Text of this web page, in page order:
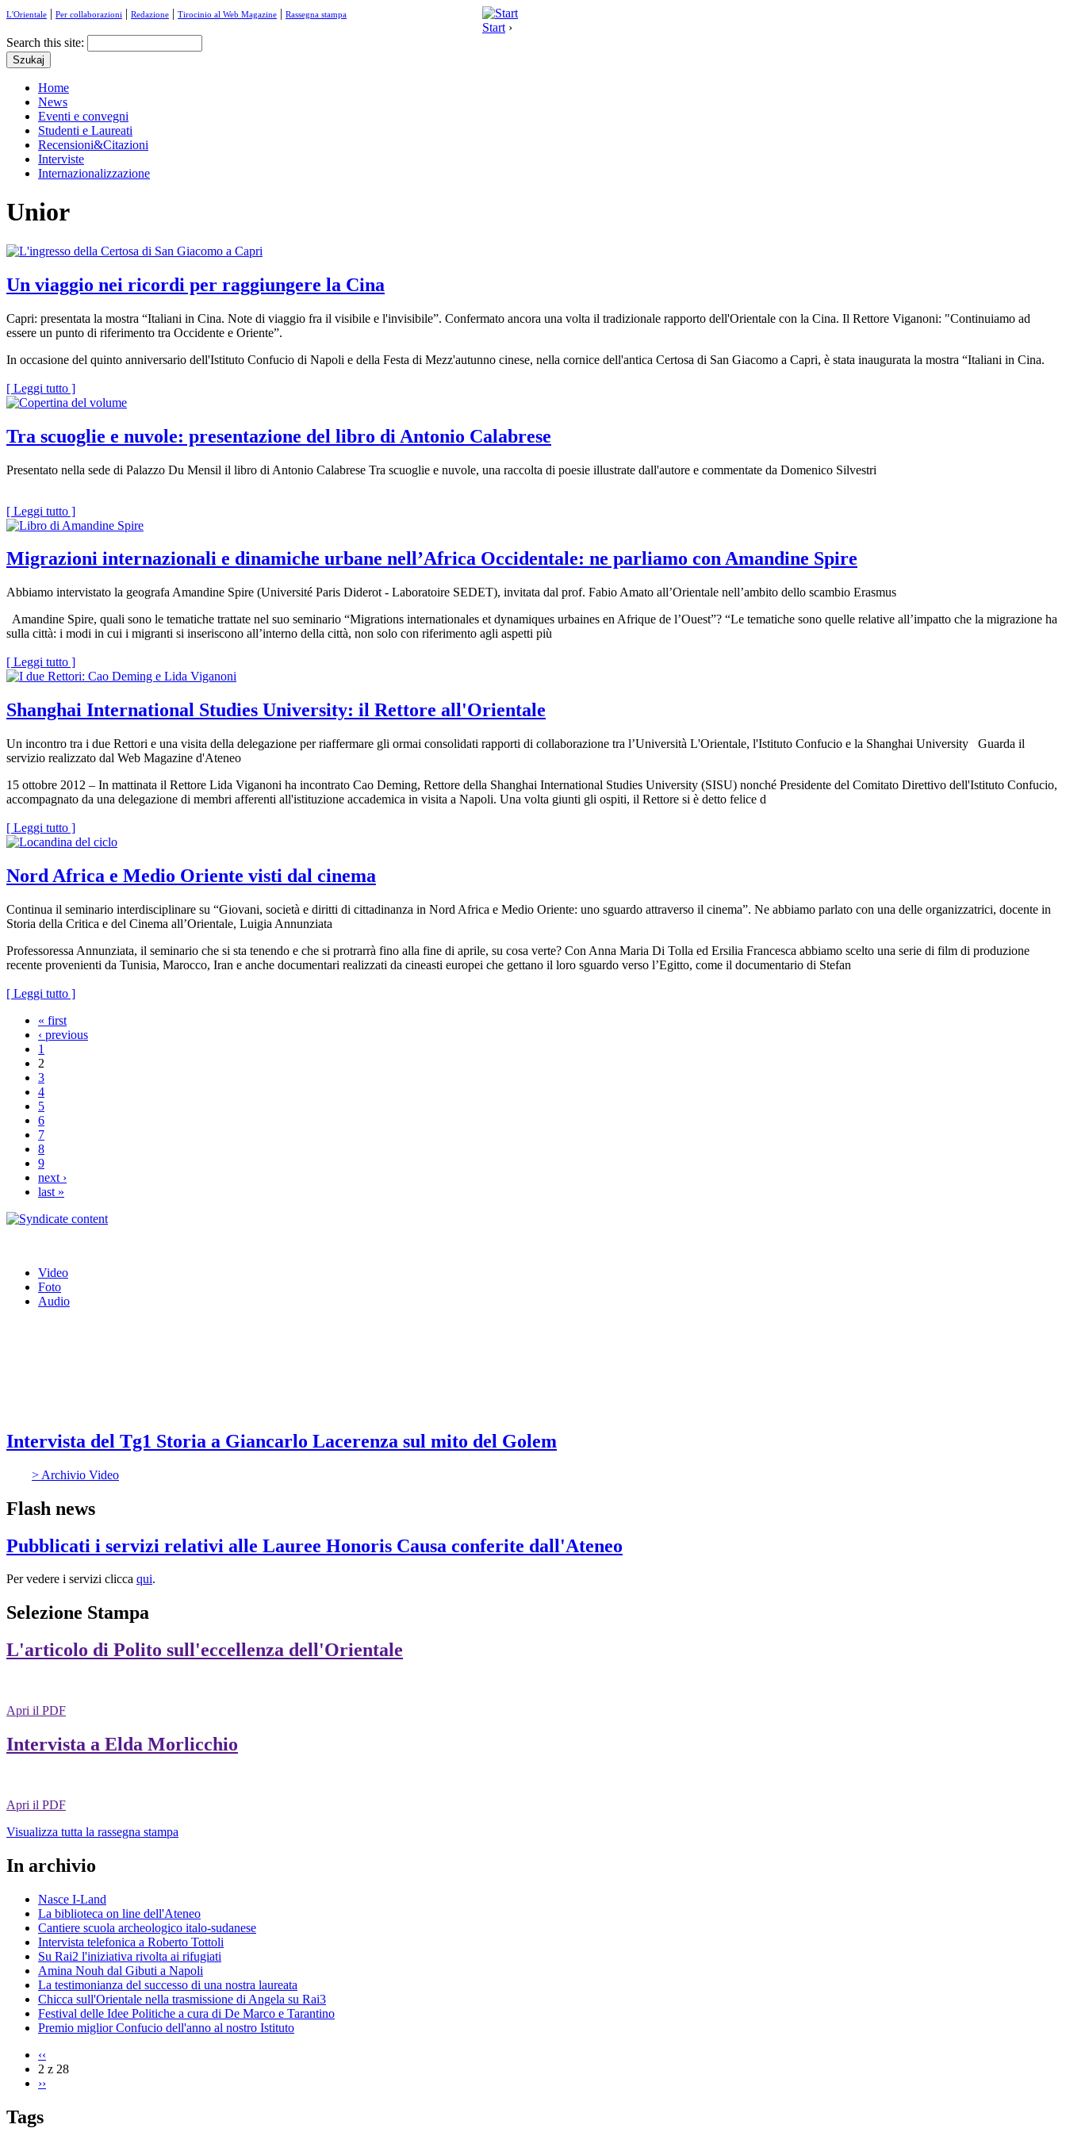
L'Orientale | Per collaborazioni | Redazione | Tirocinio al Web Magazine | Rassegna stampa
Start ›
Search this site:
Home
News
Eventi e convegni
Studenti e Laureati
Recensioni&Citazioni
Interviste
Internazionalizzazione
Unior
Un viaggio nei ricordi per raggiungere la Cina
Capri: presentata la mostra “Italiani in Cina. Note di viaggio fra il visibile e l'invisibile”. Confermato ancora una volta il tradizionale rapporto dell'Orientale con la Cina. Il Rettore Viganoni: "Continuiamo ad
essere un punto di riferimento tra Occidente e Oriente”.
In occasione del quinto anniversario dell'Istituto Confucio di Napoli e della Festa di Mezz'autunno cinese, nella cornice dell'antica Certosa di San Giacomo a Capri, è stata inaugurata la mostra “Italiani in Cina.
[ Leggi tutto ]
Tra scuoglie e nuvole: presentazione del libro di Antonio Calabrese
Presentato nella sede di Palazzo Du Mensil il libro di Antonio Calabrese Tra scuoglie e nuvole, una raccolta di poesie illustrate dall'autore e commentate da Domenico Silvestri
[ Leggi tutto ]
Migrazioni internazionali e dinamiche urbane nell’Africa Occidentale: ne parliamo con Amandine Spire
Abbiamo intervistato la geografa Amandine Spire (Université Paris Diderot - Laboratoire SEDET), invitata dal prof. Fabio Amato all’Orientale nell’ambito dello scambio Erasmus
Amandine Spire, quali sono le tematiche trattate nel suo seminario “Migrations internationales et dynamiques urbaines en Afrique de l’Ouest”? “Le tematiche sono quelle relative all’impatto che la migrazione ha
sulla città: i modi in cui i migranti si inseriscono all’interno della città, non solo con riferimento agli aspetti più
[ Leggi tutto ]
Shanghai International Studies University: il Rettore all'Orientale
Un incontro tra i due Rettori e una visita della delegazione per riaffermare gli ormai consolidati rapporti di collaborazione tra l’Università L'Orientale, l'Istituto Confucio e la Shanghai University Guarda il
servizio realizzato dal Web Magazine d'Ateneo
15 ottobre 2012 – In mattinata il Rettore Lida Viganoni ha incontrato Cao Deming, Rettore della Shanghai International Studies University (SISU) nonché Presidente del Comitato Direttivo dell'Istituto Confucio,
accompagnato da una delegazione di membri afferenti all'istituzione accademica in visita a Napoli. Una volta giunti gli ospiti, il Rettore si è detto felice d
[ Leggi tutto ]
Nord Africa e Medio Oriente visti dal cinema
Continua il seminario interdisciplinare su “Giovani, società e diritti di cittadinanza in Nord Africa e Medio Oriente: uno sguardo attraverso il cinema”. Ne abbiamo parlato con una delle organizzatrici, docente in
Storia della Critica e del Cinema all’Orientale, Luigia Annunziata
Professoressa Annunziata, il seminario che si sta tenendo e che si protrarrà fino alla fine di aprile, su cosa verte? Con Anna Maria Di Tolla ed Ersilia Francesca abbiamo scelto una serie di film di produzione
recente provenienti da Tunisia, Marocco, Iran e anche documentari realizzati da cineasti europei che gettano il loro sguardo verso l’Egitto, come il documentario di Stefan
[ Leggi tutto ]
« first
‹ previous
1
2
3
4
5
6
7
8
9
next ›
last »
Video
Foto
Audio
Intervista del Tg1 Storia a Giancarlo Lacerenza sul mito del Golem
> Archivio Video
Flash news
Pubblicati i servizi relativi alle Lauree Honoris Causa conferite dall'Ateneo
Per vedere i servizi clicca qui.
Selezione Stampa
L'articolo di Polito sull'eccellenza dell'Orientale
Apri il PDF
Intervista a Elda Morlicchio
Apri il PDF
Visualizza tutta la rassegna stampa
In archivio
Nasce I-Land
La biblioteca on line dell'Ateneo
Cantiere scuola archeologico italo-sudanese
Intervista telefonica a Roberto Tottoli
Su Rai2 l'iniziativa rivolta ai rifugiati
Amina Nouh dal Gibuti a Napoli
La testimonianza del successo di una nostra laureata
Chicca sull'Orientale nella trasmissione di Angela su Rai3
Festival delle Idee Politiche a cura di De Marco e Tarantino
Premio miglior Confucio dell'anno al nostro Istituto
‹‹
2 z 28
››
Tags